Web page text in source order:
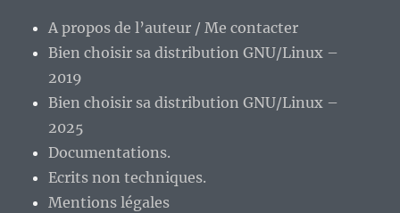
A propos de l’auteur / Me contacter
Bien choisir sa distribution GNU/Linux –
2019
Bien choisir sa distribution GNU/Linux –
2025
Documentations.
Ecrits non techniques.
Mentions légales